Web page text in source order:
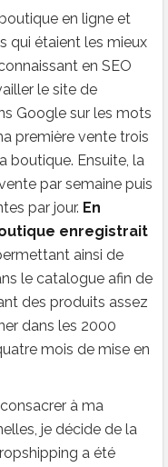
en ligne et
qui étaient les mieux
en SEO
le site de
Google sur les mots
première vente trois
boutique. Ensuite, la
par semaine puis
par jour. En
enregistrait
ainsi de
le catalogue afin de
des produits assez
dans les 2000
mois de mise en
à ma
je décide de la
a été